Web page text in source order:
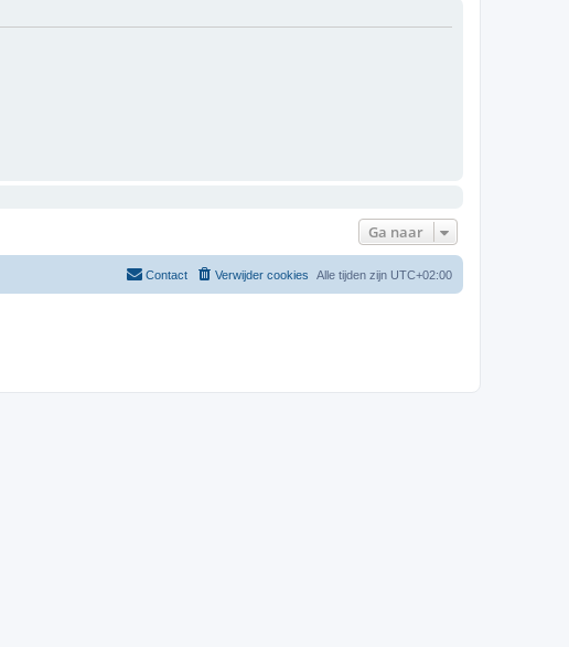
Ga naar
Alle tijden zijn UTC+02:00
Verwijder cookies
Contact